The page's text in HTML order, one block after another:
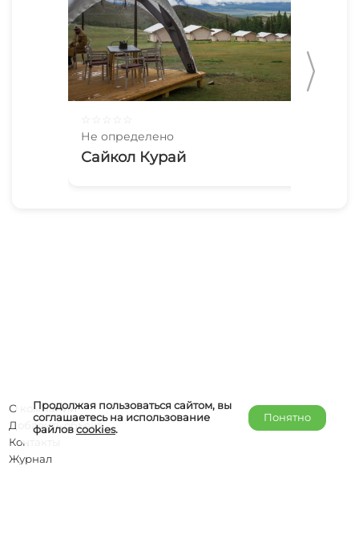
Не определено
Сайкол Курай
Продолжая пользоваться сайтом, вы
соглашаетесь на использование
файловcookies.
Понятно
О компании
Добавить объект
Контакты
Журнал